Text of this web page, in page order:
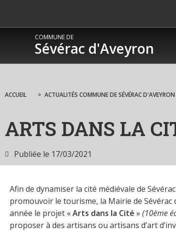
COMMUNE DE
Sévérac d'Aveyron
ACCUEIL > ACTUALITÉS COMMUNE DE SÉVÉRAC D'AVEYRON
ARTS DANS LA
Publiée le 17/03/2021
Afin de dynamiser la cité médiévale de
promouvoir le tourisme, la Mairie de Sévérac
année le projet «Arts dans la Cité » (10ème
proposer à des artisans ou artisans d’art